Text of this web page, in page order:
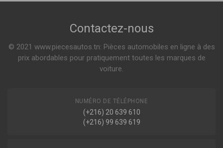
Voir plus
CLA 200 CDI / D 4-MATIC 136ch ( 01-2015 > 03-2019 )
Voir plus
CLASSE A (W176)
A 160 102ch ( 07-2015 > 05-2018 )
CLASSE B SPORTS TOURER (W246, W242)
B 180 CDI 109ch ( 11-2011 > 08-2014 )
B 160 CDI / D 90ch ( 05-2013 > 12-2018 )
Contactez-nous
© 2021 www.piecesautos.tn: Pièces automobiles en ligne à des
prix abordables pour pratiquement toutes les marques de
voiture.
NUMÉRO DE TÉLÉPHONE
(+216) 20 639 610
(+216) 99 639 619